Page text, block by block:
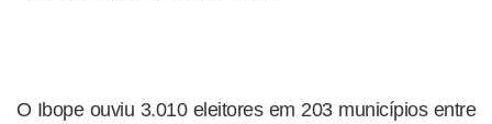
O Ibope ouviu 3.010 eleitores em 203 municípios entre